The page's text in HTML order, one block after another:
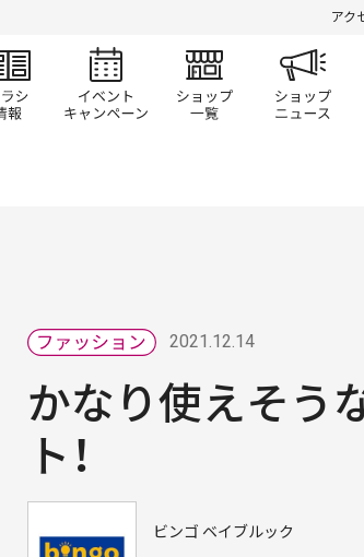
アク
チラシ情報 イベント/キャンペーン
ショップ一覧
2021.12.14
かなり使えそう
ト！
ビンゴ ベイブルック